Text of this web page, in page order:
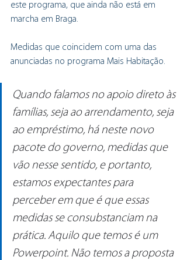
este programa, que ainda não está em
marcha em Braga.
Medidas que coincidem com uma das
anunciadas no programa Mais Habitação.
Quando falamos no apoio direto às
famílias, seja ao arrendamento, seja
ao empréstimo, há neste novo
pacote do governo, medidas que
vão nesse sentido, e portanto,
estamos expectantes para
perceber em que é que essas
medidas se consubstanciam na
prática. Aquilo que temos é um
Powerpoint. Não temos a proposta